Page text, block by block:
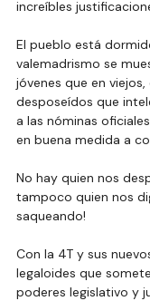
increíbles
El pueblo está
valemadrismo se
jóvenes que en
desposeídos que
a las nóminas
en buena medida a
No hay quien nos
tampoco quien nos
saqueando!
Con la 4T y sus
legaloides que
poderes legislativo y